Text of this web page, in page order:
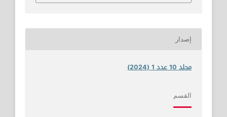
إصدار
مجلد 10 عدد 1 (2024)
القسم